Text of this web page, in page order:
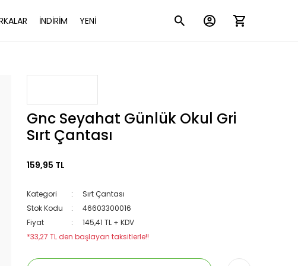
İNDİRİM YENİ
Gnc Seyahat Günlük Okul Gri
Sırt Çantası
159,95 TL
Kategori
Sırt Çantası
Stok Kodu
46603300016
Fiyat
145,41 TL + KDV
*33,27 TL den başlayan taksitlerle!!